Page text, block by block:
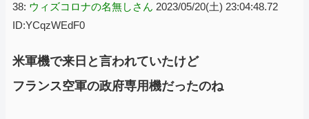
38: ウィズコロナの名無しさん 2023/05/20(土) 23:04:48.72
ID:YCqzWEdF0
米軍機で来日と言われていたけど
フランス空軍の政府専用機だったのね